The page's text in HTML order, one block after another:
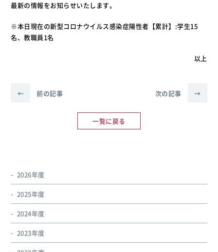
最新の情報をお知らせいたします。
※本日現在の新型コロナウイルス感染症陽性者【累計】:学生15
名、教職員1名
以上
← 前の記事
一覧に戻る
次の記事 →
2026年度
2025年度
2024年度
2023年度